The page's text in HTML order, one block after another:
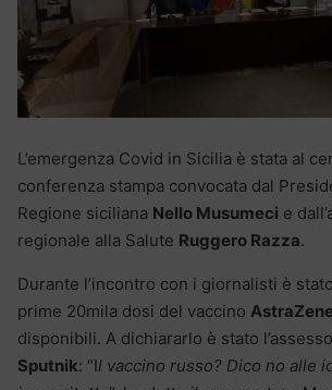
L’emergenza Covid in Sicilia è stata al
conferenza stampa convocata dal
Regione siciliana Nello Musumeci e
regionale alla Salute Ruggero Razza.
Durante l’incontro con i giornalisti è
prime 20mila dosi del vaccino
disponibili. A dichiararlo è stato
Sputnik: “Il vaccino russo? Dico no alle